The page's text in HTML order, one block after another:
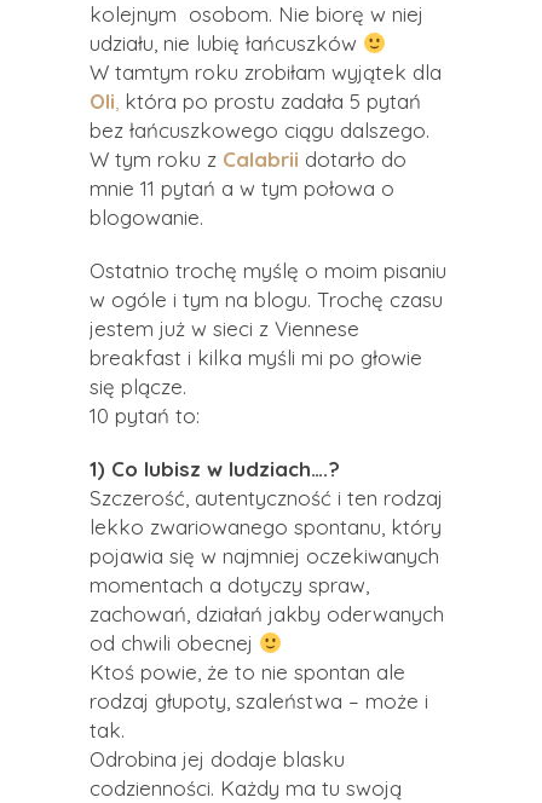
kolejnym osobom. Nie biorę w niej
udziału, nie lubię łańcuszków
W tamtym roku zrobiłam wyjątek dla
Oli, która po prostu zadała 5 pytań
bez łańcuszkowego ciągu dalszego.
W tym roku z Calabrii dotarło do
mnie 11 pytań a w tym połowa o
blogowanie.
Ostatnio trochę myślę o moim pisaniu
w ogóle i tym na blogu. Trochę czasu
jestem już w sieci z Viennese
breakfast i kilka myśli mi po głowie
się plącze.
10 pytań to:
1) Co lubisz w ludziach….?
Szczerość, autentyczność i ten rodzaj
lekko zwariowanego spontanu, który
pojawia się w najmniej oczekiwanych
momentach a dotyczy spraw,
zachowań, działań jakby oderwanych
od chwili obecnej
Ktoś powie, że to nie spontan ale
rodzaj głupoty, szaleństwa – może i
tak.
Odrobina jej dodaje blasku
codzienności. Każdy ma tu swoją